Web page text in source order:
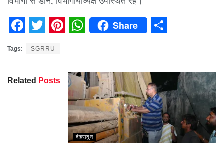
Facebook
TwitterPinterest
Share
Tags: SGRRU
Related Posts
देहरादून